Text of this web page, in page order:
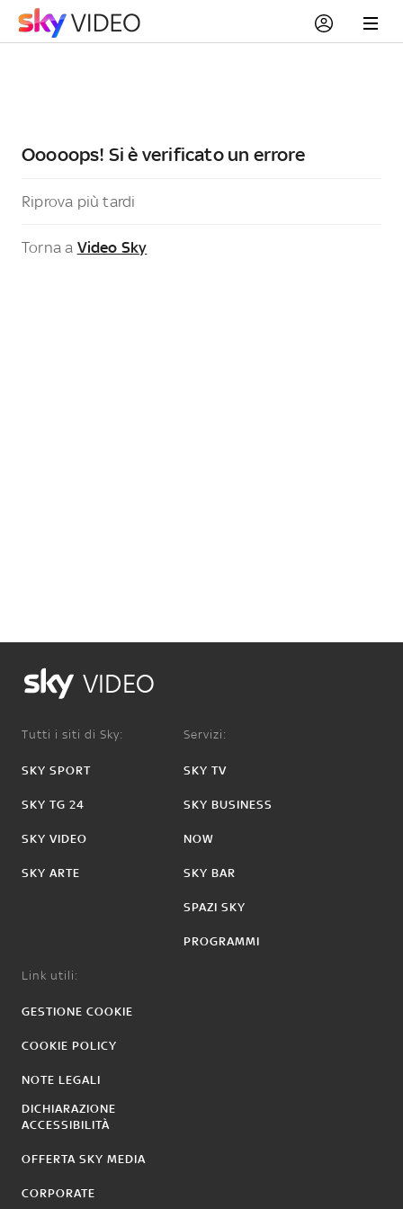
Ooooops! Si è verificato un errore
Riprova più tardi
Torna a Video Sky
VIDEO
Tutti i siti di Sky:
SKY SPORT
SKY TG 24
SKY VIDEO
SKY ARTE
Servizi:
SKY TV
SKY BUSINESS
NOW
SKY BAR
SPAZI SKY
PROGRAMMI
Link utili:
GESTIONE COOKIE
COOKIE POLICY
NOTE LEGALI
DICHIARAZIONE
ACCESSIBILITÀ
OFFERTA SKY MEDIA
CORPORATE